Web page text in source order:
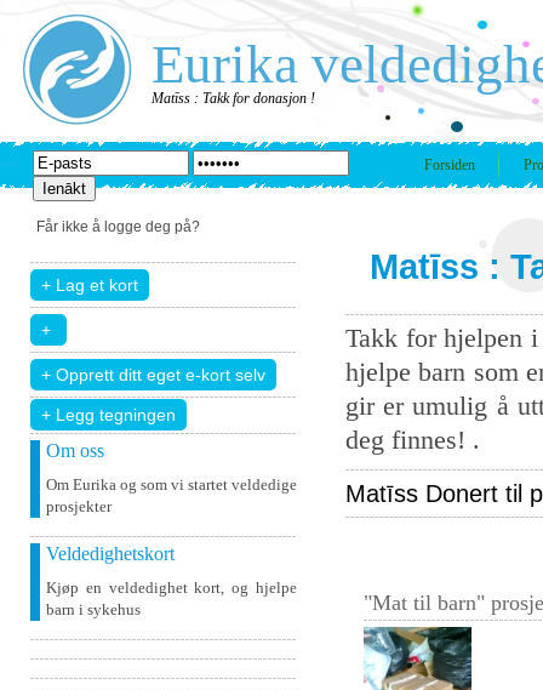
Eurika
Matīss : Takk for donasjon !
Forsiden
Får ikke å logge deg på?
+ Legg tegningen
Om oss
Om Eurika og som vi startet veldedige
prosjekter
Veldedighetskort
Kjøp en veldedighet kort, og hjelpe
barn i sykehus
Matīss :
Takk for hjelpen
hjelpe barn som
gir er umulig å
deg finnes! .
Matīss Donert til
"Mat til barn"